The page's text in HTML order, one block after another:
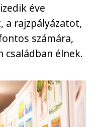
éve
a rajzpályázatot,
számára,
családban élnek.